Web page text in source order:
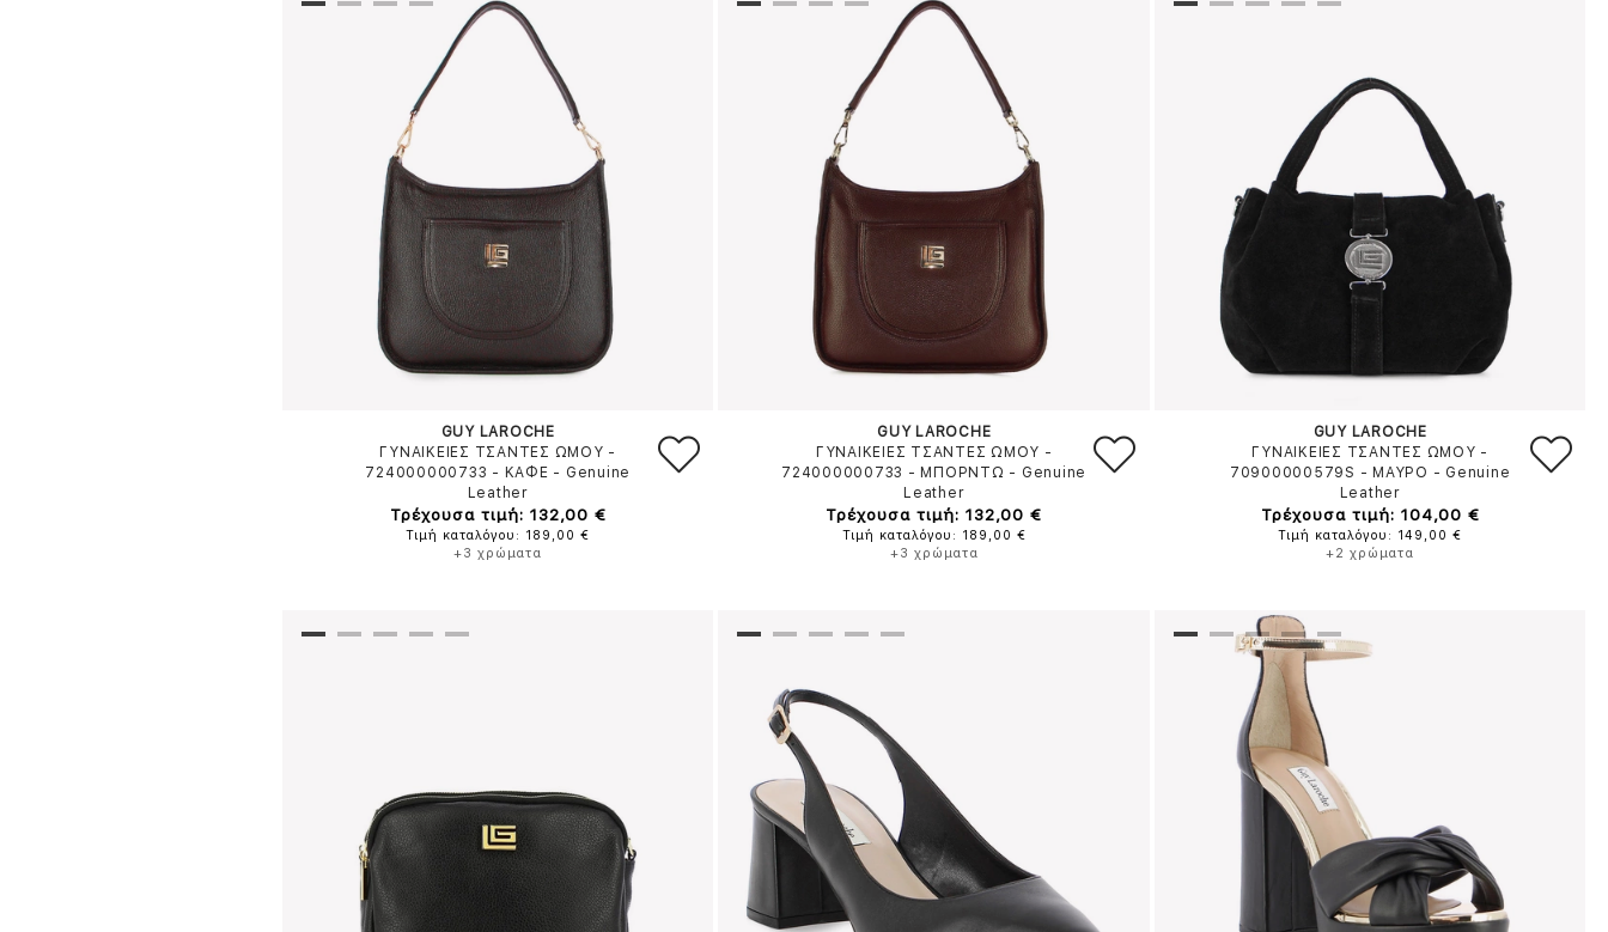
GUY LAROCHE
ΓΥΝΑΙΚΕΙΕΣ ΤΣΑΝΤΕΣ ΩΜΟΥ -
724000000733 - ΚΑΦΕ - Genuine
Leather
Τρέχουσα τιμή: 132,00 €
Τιμή καταλόγου: 189,00 €
+3 χρώματα
GUY LAROCHE
ΓΥΝΑΙΚΕΙΕΣ ΤΣΑΝΤΕΣ ΩΜΟΥ -
724000000733 - ΜΠΟΡΝΤΩ - Genuine
Leather
Τρέχουσα τιμή: 132,00 €
Τιμή καταλόγου: 189,00 €
+3 χρώματα
GUY LAROCHE
ΓΥΝΑΙΚΕΙΕΣ ΤΣΑΝΤΕΣ ΩΜΟΥ -
70900000579S - ΜΑΥΡΟ - Genuine
Leather
Τρέχουσα τιμή: 104,00 €
Τιμή καταλόγου: 149,00 €
+2 χρώματα